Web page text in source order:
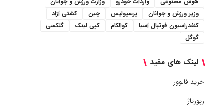
وزیر ورزش و جوانان
پرسپولیس چین
کشتی آزاد
کنفدراسیون فوتبال آسیا
کوالکام کپی لینک
گلکسی
گوگل
لینک های مفید
خرید فالوور
رپورتاژ